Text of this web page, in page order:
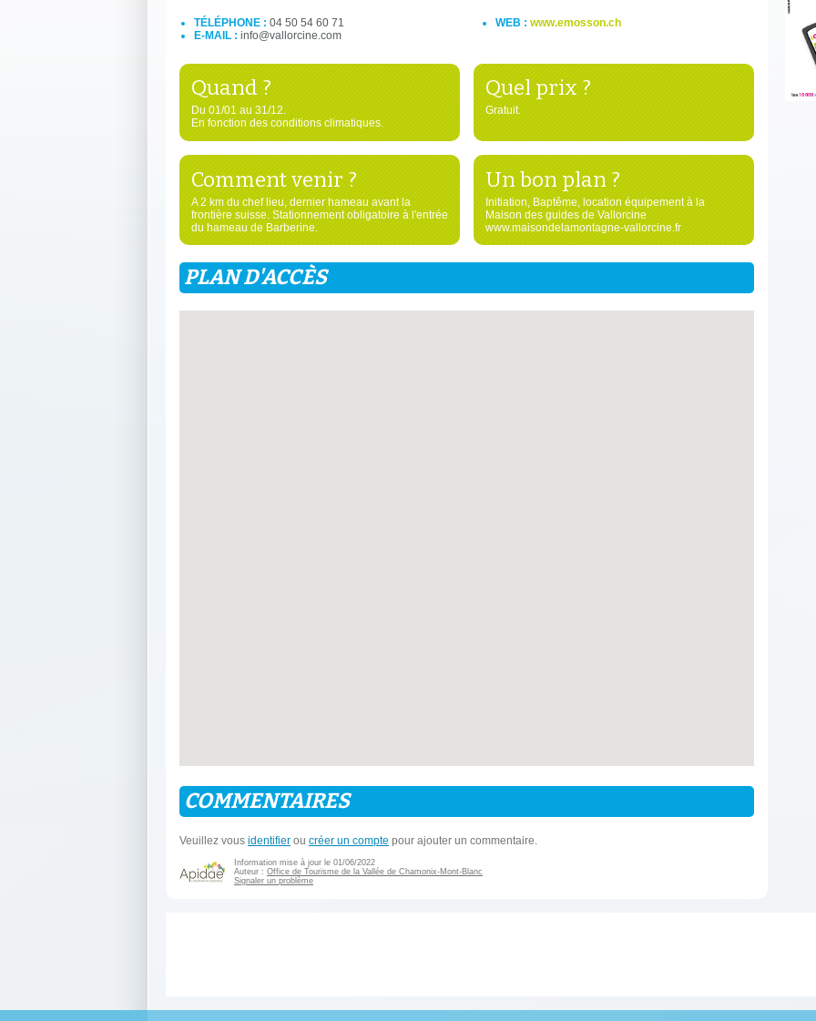
TÉLÉPHONE : 04 50 54 60 71
E-MAIL : info@vallorcine.com
WEB : www.emosson.ch
Quand ?
Du 01/01 au 31/12.
En fonction des conditions climatiques.
Quel prix ?
Gratuit.
Comment venir ?
A 2 km du chef lieu, dernier hameau avant la
frontière suisse. Stationnement obligatoire à l'entrée
du hameau de Barberine.
Un bon plan ?
Initiation, Baptême, location équipement à la
Maison des guides de Vallorcine
www.maisondelamontagne-vallorcine.fr
PLAN D'ACCÈS
COMMENTAIRES
Veuillez vous identifier ou créer un compte pour ajouter un commentaire.
Information mise à jour le 01/06/2022
Auteur : Office de Tourisme de la Vallée de Chamonix-Mont-Blanc
Signaler un problème